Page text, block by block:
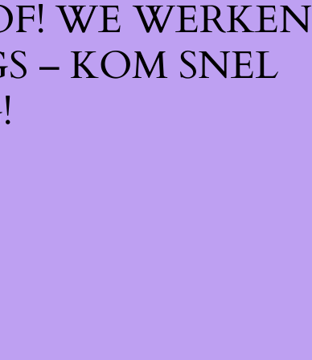
WE WERKEN
– KOM SNEL